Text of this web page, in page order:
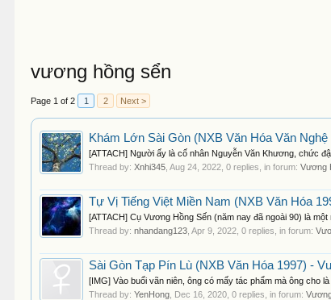
vương hồng sển
Page 1 of 2 1 2 Next >
Khám Lớn Sài Gòn (NXB Văn Hóa Văn
[ATTACH] Người ấy là cố nhân Nguyễn Văn Khương, chức
Thread by:Xnhi345 ,Aug 24, 2022 , 0 replies, in forum:Vương
Tự Vị Tiếng Việt Miền Nam (NXB Văn Hóa
[ATTACH] Cụ Vương Hồng Sến (năm nay đã ngoài 90) là
Thread by:nhandang123 ,Apr 9, 2022 , 0 replies, in forum:
Sài Gòn Tạp Pín Lù (NXB Văn Hóa 1997) -
[IMG] Vào buổi vãn niên, ông có mấy tác phẩm mà ông cho
Thread by:YenHong Dec 16, 2020 , 0 replies, in forum: